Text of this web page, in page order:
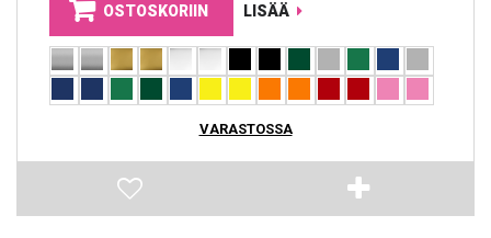
OSTOSKORIIN LISÄÄ
VARASTOSSA